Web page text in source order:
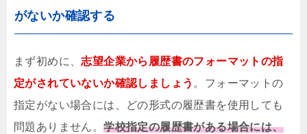
がないか確認する
まず初めに、志望企業から履歴書のフォーマットの指
定がされていないか確認しましょう 。フォーマットの
指定がない場合には、どの形式の履歴書を使用しても
問題ありません。学校指定の履歴書がある場合には、